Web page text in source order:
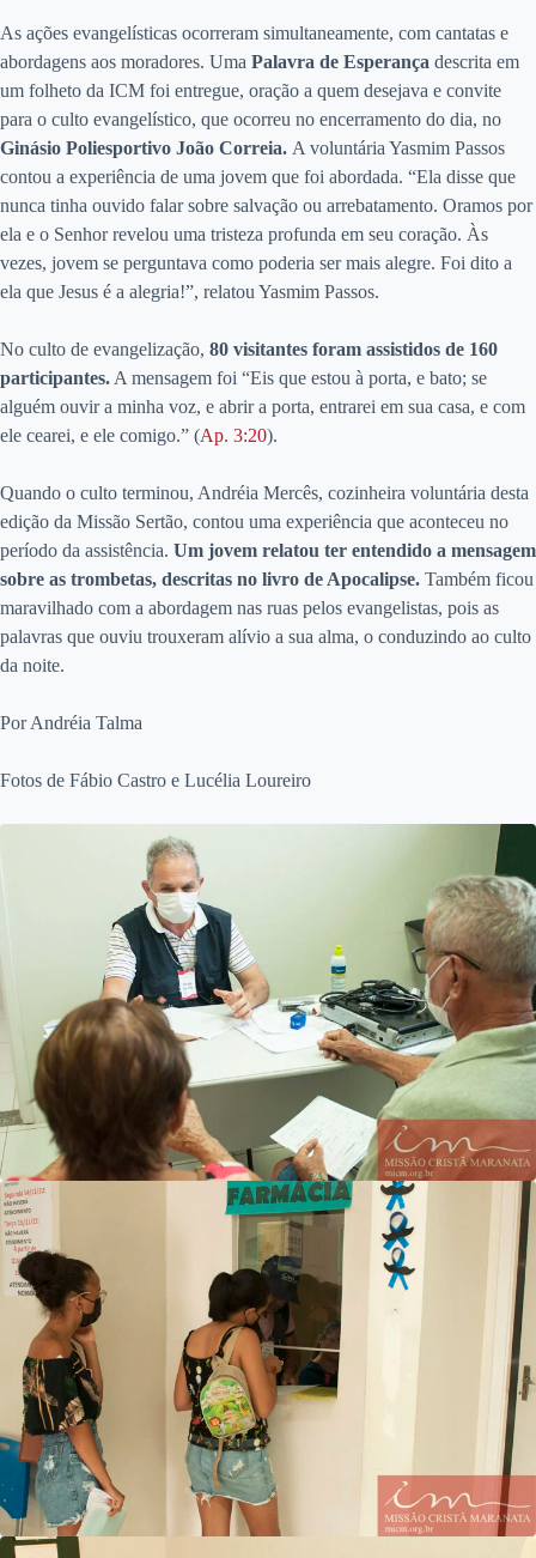
As ações evangelísticas ocorreram simultaneamente, com cantatas e
abordagens aos moradores. Uma Palavra de Esperança descrita em
um folheto da ICM foi entregue, oração a quem desejava e convite
para o culto evangelístico, que ocorreu no encerramento do dia, no
Ginásio Poliesportivo João Correia. A voluntária Yasmim Passos
contou a experiência de uma jovem que foi abordada. “Ela disse que
nunca tinha ouvido falar sobre salvação ou arrebatamento. Oramos por
ela e o Senhor revelou uma tristeza profunda em seu coração. Às
vezes, jovem se perguntava como poderia ser mais alegre. Foi dito a
ela que Jesus é a alegria!”, relatou Yasmim Passos.
No culto de evangelização, 80 visitantes foram assistidos de 160
participantes. A mensagem foi “Eis que estou à porta, e bato; se
alguém ouvir a minha voz, e abrir a porta, entrarei em sua casa, e com
ele cearei, e ele comigo.” (Ap. 3:20).
Quando o culto terminou, Andréia Mercês, cozinheira voluntária desta
edição da Missão Sertão, contou uma experiência que aconteceu no
período da assistência. Um jovem relatou ter entendido a mensagem
sobre as trombetas, descritas no livro de Apocalipse. Também ficou
maravilhado com a abordagem nas ruas pelos evangelistas, pois as
palavras que ouviu trouxeram alívio a sua alma, o conduzindo ao culto
da noite.
Por Andréia Talma
Fotos de Fábio Castro e Lucélia Loureiro